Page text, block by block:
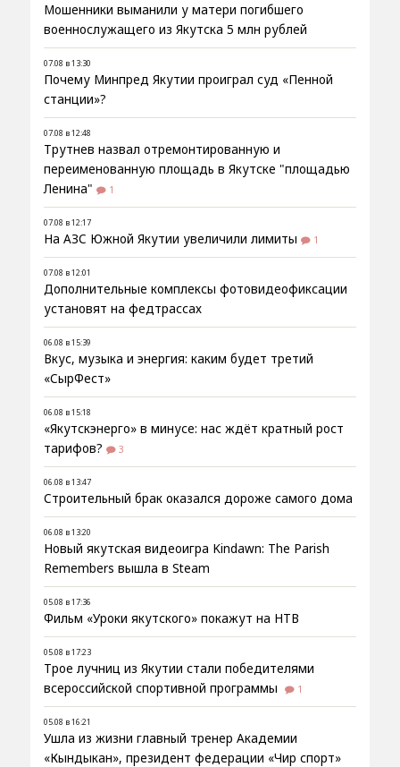
Мошенники выманили у матери погибшего
военнослужащего из Якутска 5 млн рублей
07.08 в 13:30
Почему Минпред Якутии проиграл суд «Пенной
станции»?
07.08 в 12:48
Трутнев назвал отремонтированную и
переименованную площадь в Якутске "площадью
Ленина"
1
07.08 в 12:17
На АЗС Южной Якутии увеличили лимиты 1
07.08 в 12:01
Дополнительные комплексы фотовидеофиксации
установят на федтрассах
06.08 в 15:39
Вкус, музыка и энергия: каким будет третий
«СырФест»
06.08 в 15:18
«Якутскэнерго» в минусе: нас ждёт кратный рост
тарифов?
3
06.08 в 13:47
Строительный брак оказался дороже самого дома
06.08 в 13:20
Новый якутская видеоигра Kindawn: The Parish
Remembers вышла в Steam
05.08 в 17:36
Фильм «Уроки якутского» покажут на НТВ
05.08 в 17:23
Трое лучниц из Якутии стали победителями
всероссийской спортивной программы
1
05.08 в 16:21
Ушла из жизни главный тренер Академии
«Кындыкан», президент федерации «Чир спорт»